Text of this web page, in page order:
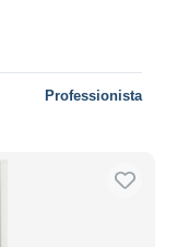
Professionista